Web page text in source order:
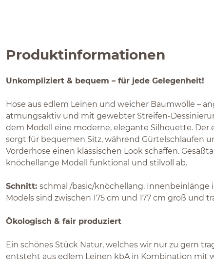
Produktinformationen
Unkompliziert & bequem – für jede Gelegenheit!
Hose aus edlem Leinen und weicher Baumwolle –
atmungsaktiv und mit gewebter Streifen-
dem Modell eine moderne, elegante Silhouette. Der
sorgt für bequemen Sitz, während Gürtelschlaufen
Vorderhose einen klassischen Look schaffen.
knöchellange Modell funktional und stilvoll ab.
Schnitt: schmal /basic/knöchellang. Innenbeinlänge
Models sind zwischen 175 cm und 177 cm groß und
Ökologisch & fair produziert
Ein schönes Stück Natur, welches wir nur zu gern
entsteht aus edlem Leinen kbA in Kombination mit